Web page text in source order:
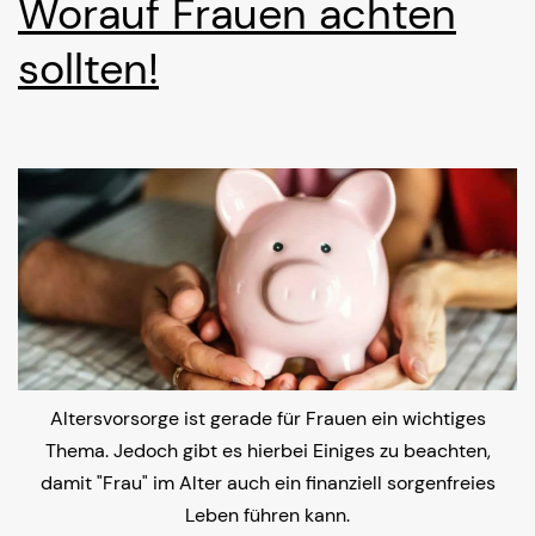
Worauf Frauen achten
sollten!
Altersvorsorge ist gerade für Frauen ein wichtiges
Thema. Jedoch gibt es hierbei Einiges zu beachten,
damit "Frau" im Alter auch ein finanziell sorgenfreies
Leben führen kann.